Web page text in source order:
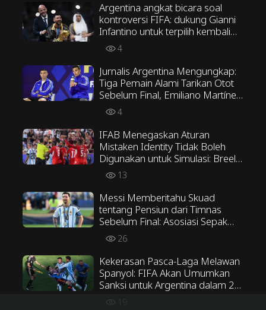
Argentina angkat bicara soal
kontroversi FIFA: dukung Gianni
Infantino untuk terpilih kembali
sebagai Presiden FIFA
4
Jurnalis Argentina Mengungkap:
Tiga Pemain Alami Tarikan Otot
Sebelum Final, Emiliano Martínez
Menentang Taktik Scaloni
4
IFAB Menegaskan Aturan
Mistaken Identity Tidak Boleh
Digunakan untuk Simulasi: Breel
Embolo Seharusnya Tidak
Mendapat Kartu Kuning Kedua
13
Messi Memberitahu Skuad
tentang Pensiun dari Timnas
Sebelum Final: Asosiasi Sepak
Bola Argentina Menunggu
Keputusannya
26
Kekerasan Pasca-Laga Melawan
Spanyol: FIFA Akan Umumkan
Sanksi untuk Argentina dalam 20
Hari, Paredes Terancam Skors